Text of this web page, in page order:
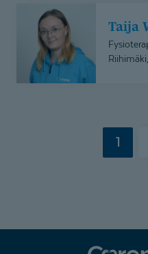
Witick
Taija
1